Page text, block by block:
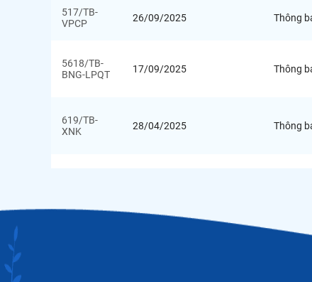
517/TB-
VPCP
26/09/2025 Thông
5618/TB-
BNG-LPQT
17/09/2025 Thông
619/TB-
XNK
28/04/2025 Thông